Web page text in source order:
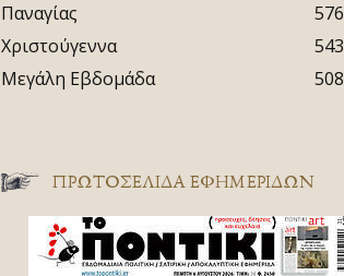
Παναγίας
576
Χριστούγεννα
543
Μεγάλη Εβδομάδα
508
ΠΡΩΤΟΣΈΛΙΔΑ ΕΦΗΜΕΡΊΔΩΝ